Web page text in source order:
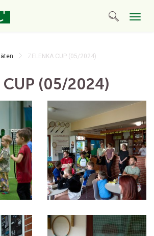
ZELENKA CUP (05/2024)
CUP (05/2024)